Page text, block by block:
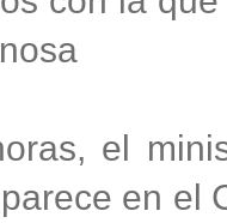
el
en el